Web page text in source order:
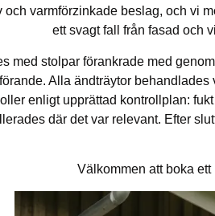
och varmförzinkade beslag, och vi
ett svagt fall från fasad och
med stolpar förankrade med
Alla ändträytor
enligt upprättad kontrollplan:
där det var relevant. Efter
Välkommen att boka